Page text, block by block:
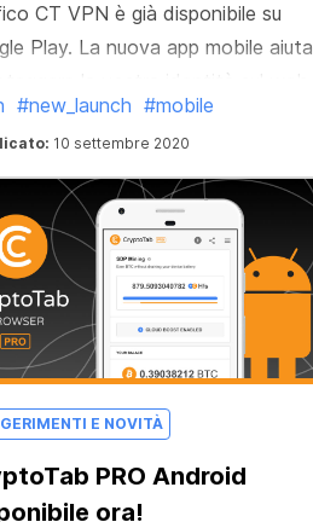
CT VPN è già disponibile su
Play. La nuova app mobile aiuta
la vostra identità sul web,
qualsiasi restrizione legata
e a risparmiare denaro e
#new_launch #mobile
10 settembre 2020
E NOVITÀ
PRO Android
ora!